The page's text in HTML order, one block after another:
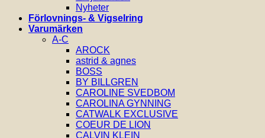
Nyheter
Förlovnings- & Vigselring
Varumärken
A-C
AROCK
astrid & agnes
BOSS
BY BILLGREN
CAROLINE SVEDBOM
CAROLINA GYNNING
CATWALK EXCLUSIVE
COEUR DE LION
CALVIN KLEIN